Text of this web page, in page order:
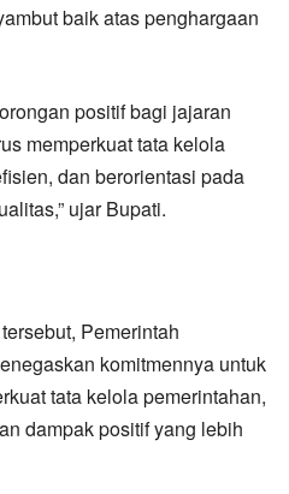
baik atas penghargaan
positif bagi jajaran
memperkuat tata kelola
dan berorientasi pada
ujar Bupati.
Pemerintah
komitmennya untuk
tata kelola pemerintahan,
dampak positif yang lebih